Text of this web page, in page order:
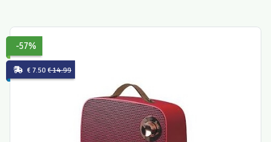
-57%
€ 7.50 € 14.99